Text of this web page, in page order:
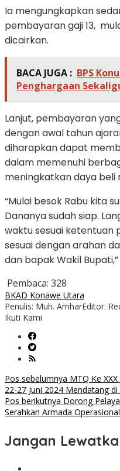
Ia mengungkapkan
pembayaran gaji 13,
dicairkan.
BACA JUGA : BPS
Penghargaan
Lanjut, pembayaran
dengan awal tahun
diharapkan dapat
dalam memenuhi
meningkatkan daya beli
“Mulai besok Rabu kita
Dananya sudah siap.
waktu sesuai ketentuan
sesuai dengan arahan
dan bapak Wakil
Pembaca: 328
BKAD Konawe Utara
Penulis: Muh. AmharEditor:
Ikuti Kami
Navigasi
pos
Pos sebelumnya MTQ Ke
22-27 Juni 2024 Mendatang
Pos berikutnya Dorong
Serahkan Armada
Jangan